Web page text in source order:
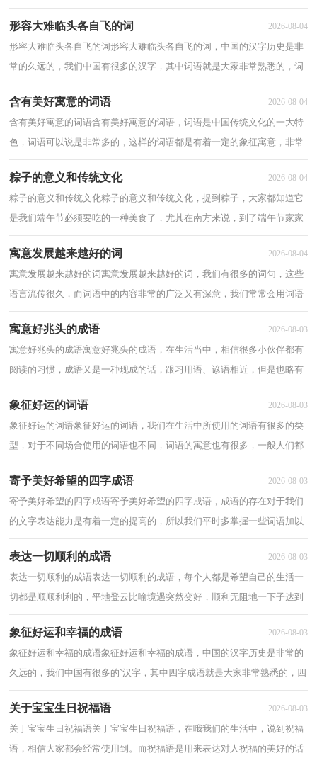
是对人性有了越来越多的理解，那么读过心理学...
形容大难临头各自飞的词 2026-08-04
形容大难临头各自飞的词形容大难临头各自飞的词，中国的汉字历史是非
常的久远的，我们中国有很多的汉字，其中词语就是大家非常熟悉的，词
语是有不同的汉字组成的词语，词语有很多，以下...
含有美好寓意的词语 2026-08-04
含有美好寓意的词语含有美好寓意的词语，词语是中国传统文化的一大特
色，词语可以说是非常多的，这样的词语都是有着一定的象征寓意，非常
的美好，下面就为大家介绍含有美好寓意的词语...
粽子的意义和传统文化 2026-08-04
粽子的意义和传统文化粽子的意义和传统文化，提到粽子，大家都知道它
是我们端午节必须要吃的一种美食了，尤其在南方来说，到了端午节家家
都是要做一些粽子来吃的，虽然年年端午，年年吃...
寓意发展越来越好的词 2026-08-04
寓意发展越来越好的词寓意发展越来越好的词，我们有很多的词句，这些
语言流传很久，而词语中的内容非常的广泛又有深意，我们常常会用词语
来祝福他人，以下是关于寓意发展越来越好的词...
寓意好兆头的成语 2026-08-03
寓意好兆头的成语寓意好兆头的成语，在生活当中，相信很多小伙伴都有
阅读的习惯，成语又是一种现成的话，跟习用语、谚语相近，但是也略有
区别，下面小编整理了寓意好兆头的成语，一起起来...
象征好运的词语 2026-08-03
象征好运的词语象征好运的词语，我们在生活中所使用的词语有很多的类
型，对于不同场合使用的词语也不同，词语的寓意也有很多，一般人们都
会喜欢寓意好的词语，下面是一些象征好运的词...
寄予美好希望的四字成语 2026-08-03
寄予美好希望的四字成语寄予美好希望的四字成语，成语的存在对于我们
的文字表达能力是有着一定的提高的，所以我们平时多掌握一些词语加以
运用可以让我们的思想更为稳健，为大家分...
表达一切顺利的成语 2026-08-03
表达一切顺利的成语表达一切顺利的成语，每个人都是希望自己的生活一
切都是顺顺利利的，平地登云比喻境遇突然变好，顺利无阻地一下子达到
很高的地位。同“平地青云”。下面了解表...
象征好运和幸福的成语 2026-08-03
象征好运和幸福的成语象征好运和幸福的成语，中国的汉字历史是非常的
久远的，我们中国有很多的`汉字，其中四字成语就是大家非常熟悉的，四
字成语是有四个字组成的词语，以下为大家分...
关于宝宝生日祝福语 2026-08-03
关于宝宝生日祝福语关于宝宝生日祝福语，在哦我们的生活中，说到祝福
语，相信大家都会经常使用到。而祝福语是用来表达对人祝福的美好的话
语，祝福语的使用场合很多。下面分享关于宝...